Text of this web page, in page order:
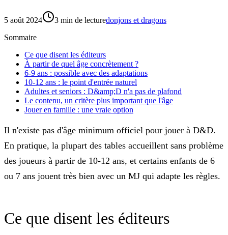
5 août 2024 3 min de lecturedonjons et dragons
Sommaire
Ce que disent les éditeurs
À partir de quel âge concrètement ?
6-9 ans : possible avec des adaptations
10-12 ans : le point d'entrée naturel
Adultes et seniors : D&amp;D n'a pas de plafond
Le contenu, un critère plus important que l'âge
Jouer en famille : une vraie option
Il n'existe pas d'âge minimum officiel pour jouer à D&D.
En pratique, la plupart des tables accueillent sans problème
des joueurs à partir de 10-12 ans, et certains enfants de 6
ou 7 ans jouent très bien avec un MJ qui adapte les règles.
Ce que disent les éditeurs